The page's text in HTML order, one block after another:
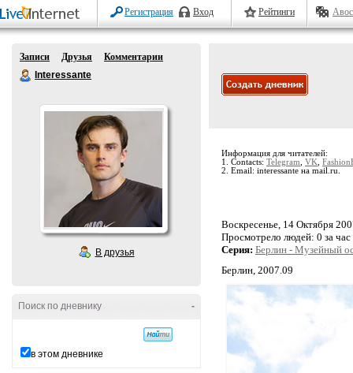
Регистрация Вход Рейтинги
Записи Друзья
Комментарии
Interessante
В друзья
-
Поиск по дневнику
в этом дневнике
Информация для читателей:
1. Contacts: Telegram VK
2. Email: interessante на mail.ru.
Воскресенье, 14 Октября
Просмотрело людей: 0 за
Серия: Берлин - Музейный
Берлин, 2007.09